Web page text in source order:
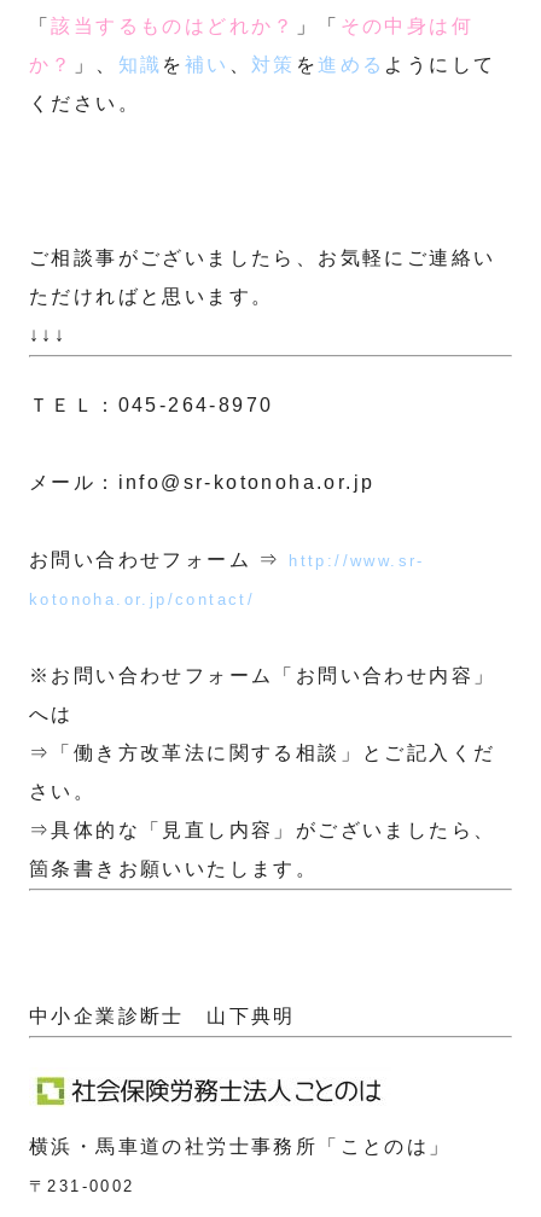
「該当するものはどれか？ 」「 その中身は何
か？
」、 知識 を 補い 対策 を進める ようにして
ください。
ご相談事がございましたら、お気軽にご連絡い
ただければと思います。
↓↓↓
ＴＥＬ：045-264-8970
メール：info@sr-kotonoha.or.jp
お問い合わせフォーム ⇒ http://www.sr-
kotonoha.or.jp/contact/
※お問い合わせフォーム「お問い合わせ内容」
へは
⇒「働き方改革法に関する相談」とご記入くだ
さい。
⇒具体的な「見直し内容」がございましたら、
箇条書きお願いいたします。
中小企業診断士 山下典明
横浜・馬車道の社労士事務所「ことのは」
〒231-0002